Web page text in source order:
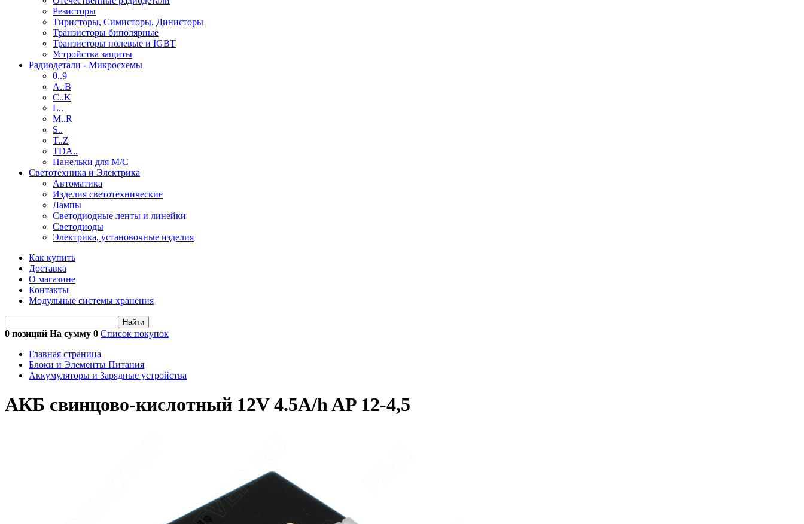
Резисторы
Тиристоры, Симисторы, Динисторы
Транзисторы биполярные
Транзисторы полевые и IGBT
Устройства защиты
Радиодетали - Микросхемы
0..9
A..B
C..K
L..
M..R
S..
T..Z
TDA..
Панельки для М/С
Светотехника и Электрика
Автоматика
Изделия светотехнические
Лампы
Светодиодные ленты и линейки
Светодиоды
Электрика, установочные изделия
Как купить
Доставка
О магазине
Контакты
Модульные системы хранения
Найти
0 позиций На сумму 0 Список покупок
Главная страница
Блоки и Элементы Питания
Аккумуляторы и Зарядные устройства
АКБ свинцово-кислотный 12V 4.5A/h AP 12-4,5